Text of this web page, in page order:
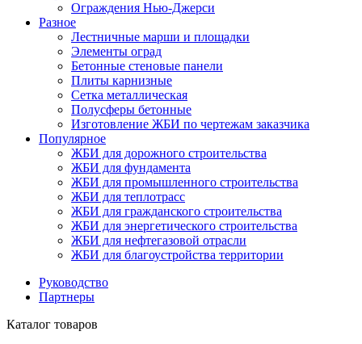
Ограждения Нью-Джерси
Разное
Лестничные марши и площадки
Элементы оград
Бетонные стеновые панели
Плиты карнизные
Сетка металлическая
Полусферы бетонные
Изготовление ЖБИ по чертежам заказчика
Популярное
ЖБИ для дорожного строительства
ЖБИ для фундамента
ЖБИ для промышленного строительства
ЖБИ для теплотрасс
ЖБИ для гражданского строительства
ЖБИ для энергетического строительства
ЖБИ для нефтегазовой отрасли
ЖБИ для благоустройства территории
Руководство
Партнеры
Каталог товаров